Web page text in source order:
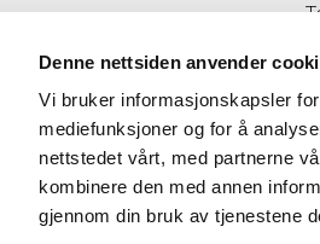
Denne nettsiden anvender
Vi bruker informasjonskapsler
mediefunksjoner og for å
nettstedet vårt, med partnerne
kombinere den med annen
gjennom din bruk av tjenestene
994 153 862